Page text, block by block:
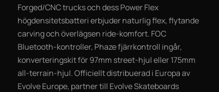
Forged/CNC trucks och dess Power Flex
högdensitetsbatteri erbjuder naturlig flex, flytande
carving och överlägsen ride-komfort. FOC
Bluetooth-kontroller, Phaze fjärrkontroll ingår,
konverteringskit för 97mm street-hjul eller 175mm
all-terrain-hjul. Officiellt distribuerad i Europa av
Evolve Europe, partner till Evolve Skateboards